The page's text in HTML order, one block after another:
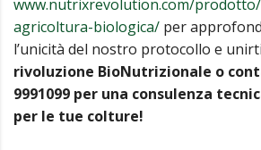
www.nutrixrevolution.com/
agricoltura-biologica/ per
l’unicità del nostro protocollo e
rivoluzione BioNutrizionale o
9991099 per una consulenza
per le tue colture!